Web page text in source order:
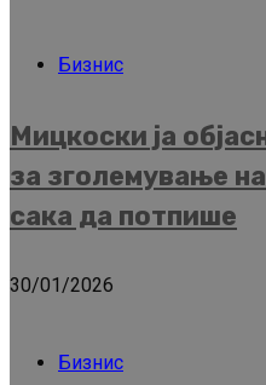
Бизнис
Мицкоски ја
за зголемување
сака да потпише
30/01/2026
Бизнис